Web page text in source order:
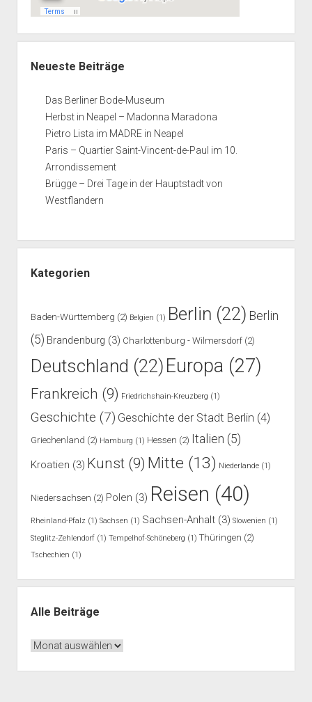
Neueste Beiträge
Das Berliner Bode-Museum
Herbst in Neapel – Madonna Maradona
Pietro Lista im MADRE in Neapel
Paris – Quartier Saint-Vincent-de-Paul im 10.
Arrondissement
Brügge – Drei Tage in der Hauptstadt von
Westflandern
Kategorien
Baden-Württemberg (2) Belgien (1) Berlin (22) Berlin
(5) Brandenburg (3) Charlottenburg - Wilmersdorf(2)
Deutschland (22) Europa (27)
Frankreich (9) Friedrichshain-Kreuzberg (1)
Geschichte (7) Geschichte der Stadt Berlin (4)
Griechenland (2) Hamburg (1) Hessen (2) Italien (5)
Kroatien (3) Kunst(9) Mitte (13) Niederlande(1)
Niedersachsen (2) Polen (3) Reisen (40)
Rheinland-Pfalz(1) Sachsen (1) Sachsen-Anhalt(3) Slowenien (1)
Steglitz-Zehlendorf(1) Tempelhof-Schöneberg (1) Thüringen (2)
Tschechien (1)
Alle Beiträge
Alle